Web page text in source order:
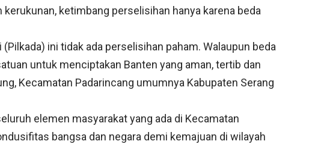
ketimbang perselisihan hanya karena beda
ini tidak ada perselisihan paham. Walaupun beda
untuk menciptakan Banten yang aman, tertib dan
Kecamatan Padarincang umumnya Kabupaten Serang
elemen masyarakat yang ada di Kecamatan
bangsa dan negara demi kemajuan di wilayah